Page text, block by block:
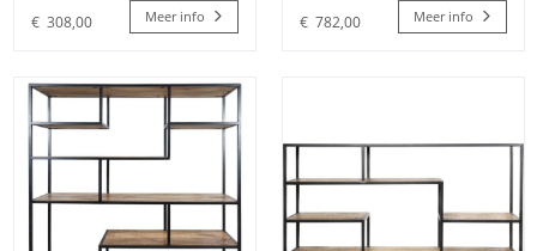
€ 308,00 Meer info € 782,00 Meer info